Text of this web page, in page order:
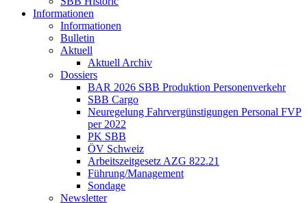
Informationen
Informationen
Bulletin
Aktuell
Aktuell Archiv
Dossiers
BAR 2026 SBB Produktion Personenverkehr
SBB Cargo
Neuregelung Fahrvergünstigungen Personal FVP
per 2022
PK SBB
ÖV Schweiz
Arbeitszeitgesetz AZG 822.21
Führung/Management
Sondage
Newsletter